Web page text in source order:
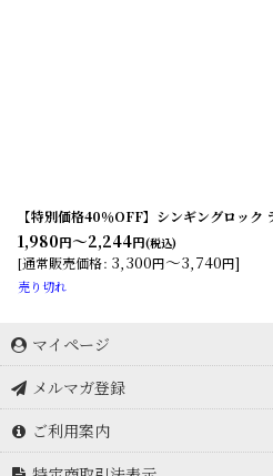
【特別価格40％OFF】シンギングロック
1,980円～2,244円(税込)
[通常販売価格: 3,300円～3,740円]
売り切れ
マイページ
メルマガ登録
ご利用案内